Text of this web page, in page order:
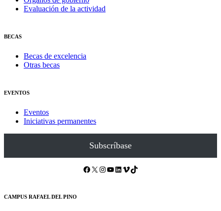
Evaluación de la actividad
BECAS
Becas de excelencia
Otras becas
EVENTOS
Eventos
Iniciativas permanentes
Subscríbase
Facebook X Instagram YouTube LinkedIn Vimeo TikTok
CAMPUS RAFAEL DEL PINO